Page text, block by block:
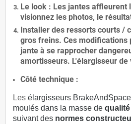
Le look : Les jantes affleurent
visionnez les photos, le
Installer des ressorts courts /
gros freins. Ces modifications
jante à se rapprocher
amortisseurs. L'élargisseur de
Côté technique :
Les élargisseurs
moulés dans la masse de
suivant des normes